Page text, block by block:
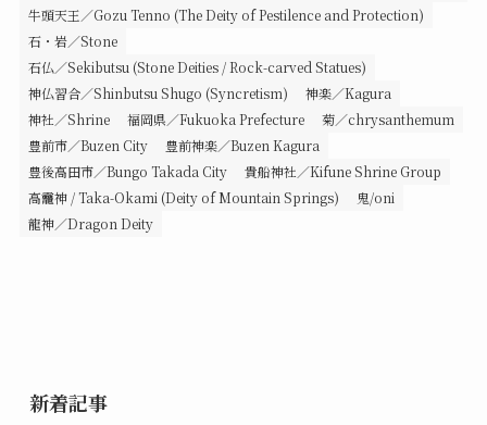
牛頭天王／Gozu Tenno (The Deity of Pestilence and Protection)
石・岩／Stone
石仏／Sekibutsu (Stone Deities / Rock-carved Statues)
神仏習合／Shinbutsu Shugo (Syncretism)
神楽／Kagura
神社／Shrine
福岡県／Fukuoka Prefecture
菊／chrysanthemum
豊前市／Buzen City
豊前神楽／Buzen Kagura
豊後高田市／Bungo Takada City
貴船神社／Kifune Shrine Group
高龗神 / Taka-Okami (Deity of Mountain Springs)
鬼/oni
龍神／Dragon Deity
新着記事